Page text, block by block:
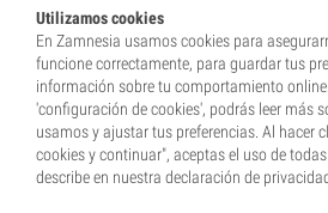
Utilizamos cookies
En Zamnesia usamos cookies para
funcione correctamente, para guardar tus
información sobre tu comportamiento
'configuración de cookies', podrás leer más
usamos y ajustar tus preferencias. Al hacer
cookies y continuar", aceptas el uso de
describe en nuestra declaración de